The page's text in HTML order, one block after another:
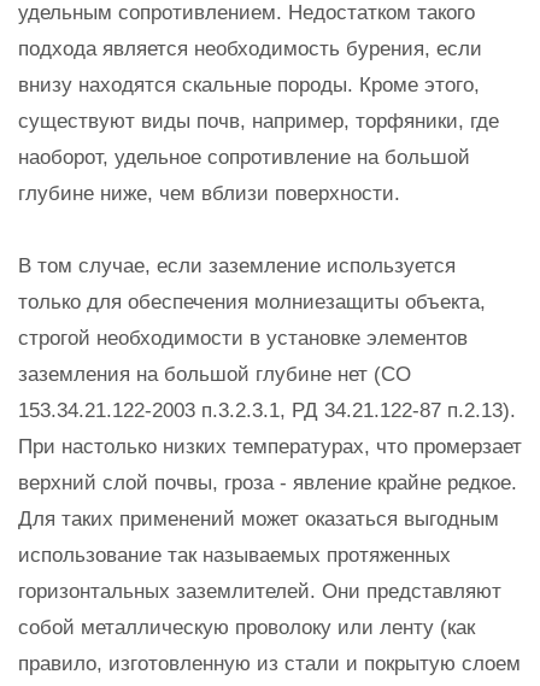
удельным сопротивлением. Недостатком такого
подхода является необходимость бурения, если
внизу находятся скальные породы. Кроме этого,
существуют виды почв, например, торфяники, где
наоборот, удельное сопротивление на большой
глубине ниже, чем вблизи поверхности.
В том случае, если заземление используется
только для обеспечения молниезащиты объекта,
строгой необходимости в установке элементов
заземления на большой глубине нет (СО
153.34.21.122-2003 п.3.2.3.1, РД 34.21.122-87 п.2.13).
При настолько низких температурах, что промерзает
верхний слой почвы, гроза - явление крайне редкое.
Для таких применений может оказаться выгодным
использование так называемых протяженных
горизонтальных заземлителей. Они представляют
собой металлическую проволоку или ленту (как
правило, изготовленную из стали и покрытую слоем